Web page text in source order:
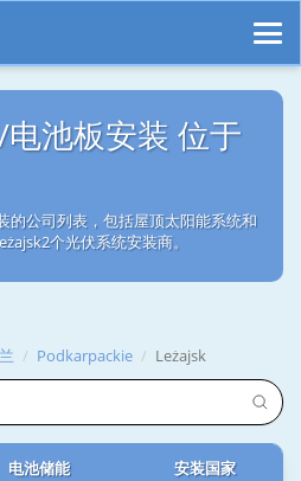
池板安装 位于
的公司列表，包括屋顶太阳能系统和
个光伏系统安装商。
Podkarpackie Leżajsk
电池储能 安装国家